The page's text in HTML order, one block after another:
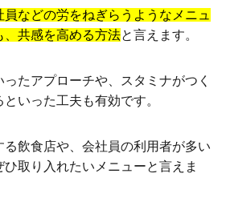
員などの労をねぎらうようなメニュ
、共感を高める方法と言えます。
たアプローチや、スタミナがつく
いった工夫も有効です。
る飲食店や、会社員の利用者が多い
取り入れたいメニューと言えま